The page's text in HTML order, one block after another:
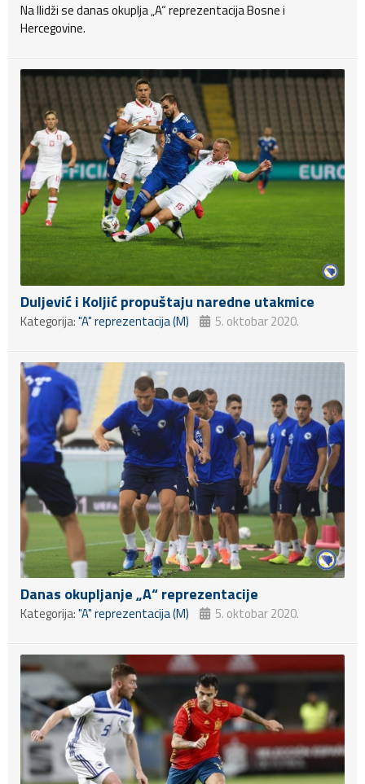
Na Ilidži se danas okuplja „A“ reprezentacija Bosne i
Hercegovine.
Duljević i Koljić propuštaju naredne utakmice
Kategorija:"A" reprezentacija (M) 5. oktobar 2020.
Danas okupljanje „A“ reprezentacije
Kategorija:"A" reprezentacija (M) 5. oktobar 2020.